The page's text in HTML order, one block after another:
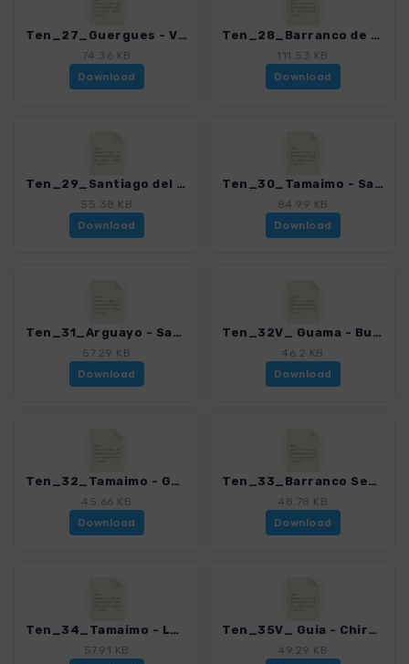
Ten_27_Guergues - Vista Playa de Masca.gpx
74.36 KB
Download
Ten_28_Barranco de Masca.gpx
111.53 KB
Download
Ten_29_Santiago del Teide - Masca.gpx
55.38 KB
Download
Ten_30_Tamaimo - Santiago del Teide.gpx
84.99 KB
Download
Ten_31_Arguayo - Santiago.gpx
57.29 KB
Download
Ten_32V_ Guama - Bujero.gpx
46.2 KB
Download
Ten_32_Tamaimo - Guama.gpx
45.66 KB
Download
Ten_33_Barranco Seco.gpx
48.78 KB
Download
Ten_34_Tamaimo - Los Gigantes.gpx
57.91 KB
Ten_35V_ Guia - Chirche - Finca Ramallo.gpx
49.29 KB